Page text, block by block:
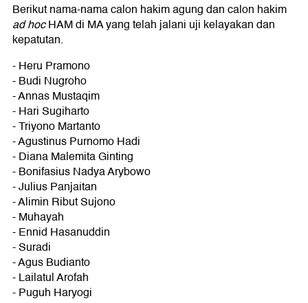
Berikut nama-nama calon hakim agung dan calon hakim
ad hocHAM di MA yang telah jalani uji kelayakan dan
kepatutan.
- Heru Pramono
- Budi Nugroho
- Annas Mustaqim
- Hari Sugiharto
- Triyono Martanto
- Agustinus Purnomo Hadi
- Diana Malemita Ginting
- Bonifasius Nadya Arybowo
- Julius Panjaitan
- Alimin Ribut Sujono
- Muhayah
- Ennid Hasanuddin
- Suradi
- Agus Budianto
- Lailatul Arofah
- Puguh Haryogi